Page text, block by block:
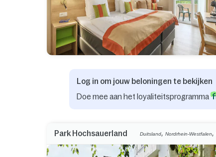
Log in om jouw beloningen te bekijken
Doe mee aan het loyaliteitsprogramma
Park Hochsauerland Duitsland,Nordrhein-Westfalen,